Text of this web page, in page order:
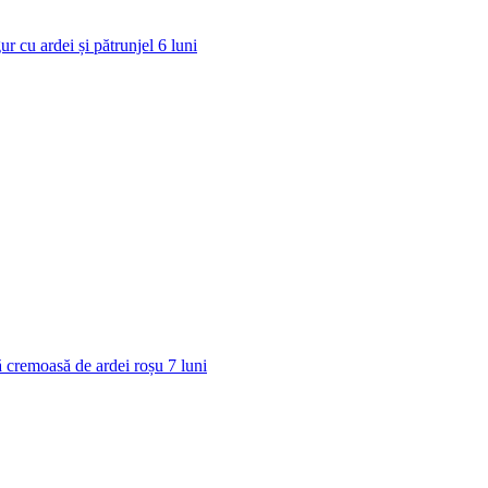
cu ardei și pătrunjel 6 luni
cremoasă de ardei roșu 7 luni